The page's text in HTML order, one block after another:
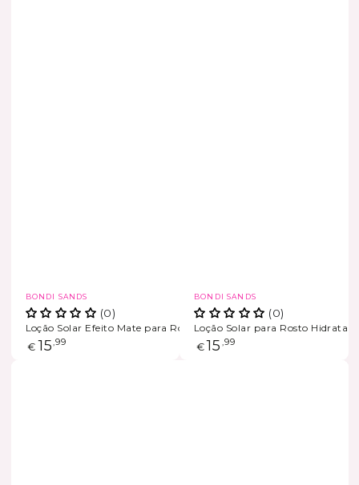
Marca
BONDI SANDS
(0)
Loção Solar Efeito Mate para Rosto SPF 50+
Preço
€ 15,99
Marca
BONDI SANDS
(0)
Loção Solar para Rosto
Preço
€ 15 ,99